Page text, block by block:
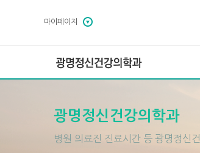
마이페이지
광명정신건강의학과
광명정신건강의학과
병원 의료진 진료시간 등 광명정신